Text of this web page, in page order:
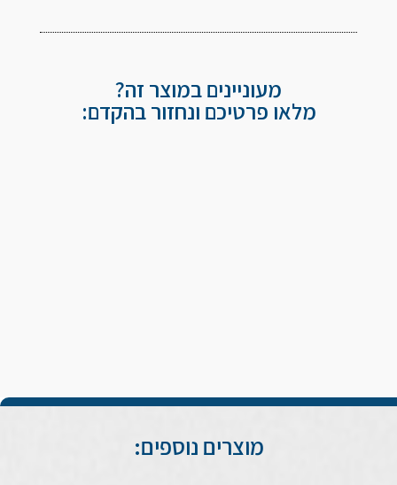
מעוניינים במוצר זה?
מלאו פרטיכם ונחזור בהקדם:
מוצרים נוספים: